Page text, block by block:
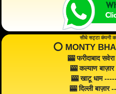
सीधे सट्टा कंपनी
⭕️ MONTY
🎰 फरीदाबाद
🎰 कल्याण
🎰 खाटू धाम
🎰 दिल्ली